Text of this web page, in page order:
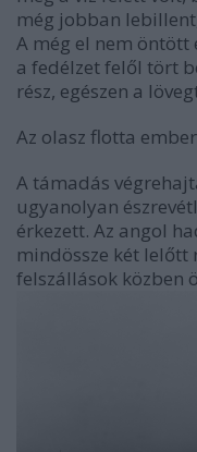
még jobban
A még el nem
a fedélzet felől tört
rész, egészen a
Az olasz flotta
A támadás
ugyanolyan
érkezett. Az angol
mindössze két lelőtt
felszállások közben